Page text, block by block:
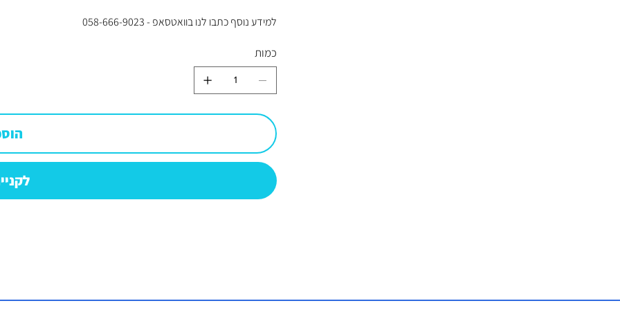
למידע נוסף כתבו לנו בוואטסאפ - 058-666-9023
כמות